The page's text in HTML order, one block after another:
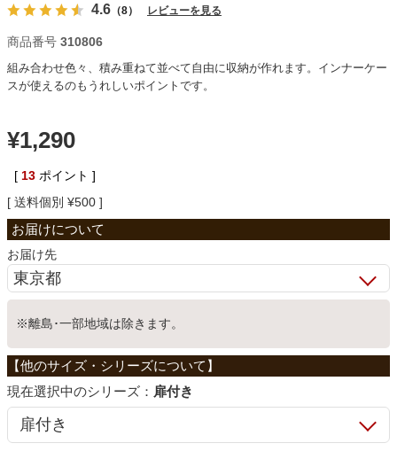
椅子・チェア
食器棚・キッチン収納
ベッド
収納家具
学習机
ホームオフィス
こたつ
4.6 （8） レビューを見る
商品番号 310806
組み合わせ色々、積み重ねて並べて自由に収納が作れます。インナーケー
スが使えるのもうれしいポイントです。
¥1,290
[ 13 ポイント ]
送料個別 ¥500
お届け先
※離島･一部地域は除きます。
シリーズ： 扉付き